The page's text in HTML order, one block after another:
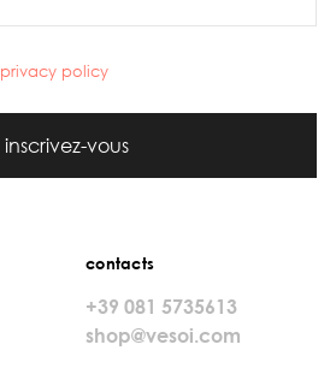
privacy policy
inscrivez-vous
contacts
+39 081 5735613
shop@vesoi.com